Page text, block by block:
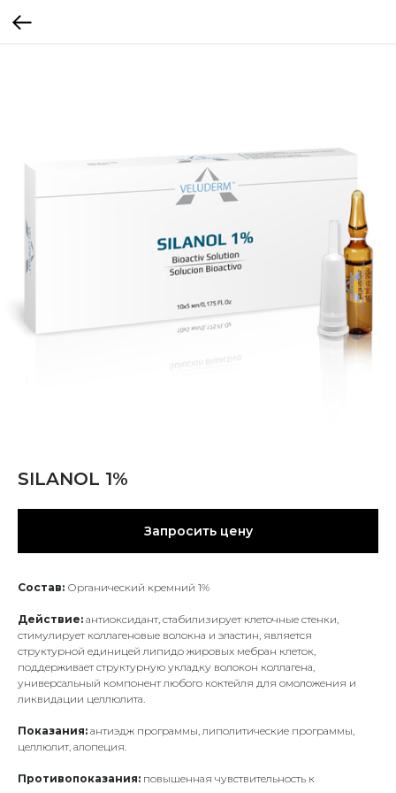
SILANOL 1%
Запросить цену
Состав: Органический кремний 1%
Действие: антиоксидант, стабилизирует клеточные стенки,
стимулирует коллагеновые волокна и эластин, является
структурной единицей липидо жировых мебран клеток,
поддерживает структурную укладку волокон коллагена,
универсальный компонент любого коктейля для омоложения и
ликвидации целлюлита.
Показания: антиэдж программы, липолитические программы,
целлюлит, алопеция.
Противопоказания: повышенная чувствительность к